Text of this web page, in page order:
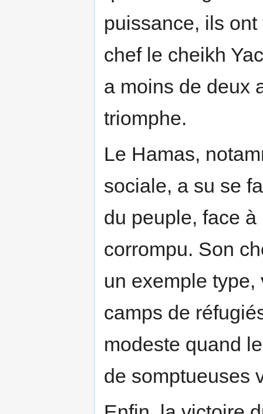
puissance, ils
chef le cheikh
a moins de deux
triomphe.
Le Hamas,
sociale, a su se
du peuple, face
corrompu. Son
un exemple
camps de
modeste quand
de somptueuses